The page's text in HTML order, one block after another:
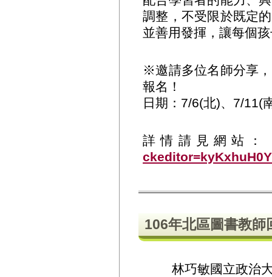
調整，不受限於既定
並善用發揮，讓每個
※邀請多位名師分享
報名！
日期：7/6(北)、7/11(
詳情請見網站
106年北區圖書教師
林巧敏國立政治